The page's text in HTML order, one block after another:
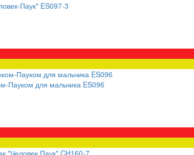
Паук" ES097-3
Пауком для мальчика ES096